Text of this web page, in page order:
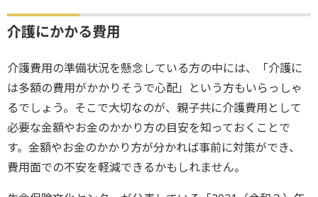
介護にかかる費用
介護費用の準備状況を懸念している方の中には、「介護に
は多額の費用がかかりそうで心配」という方もいらっしゃ
るでしょう。そこで大切なのが、親子共に介護費用として
必要な金額やお金のかかり方の目安を知っておくことで
す。金額やお金のかかり方が分かれば事前に対策ができ、
費用面での不安を軽減できるかもしれません。